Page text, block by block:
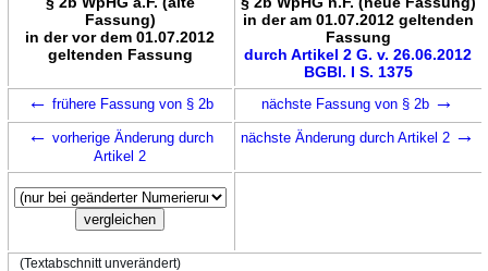
Fassung)
in der vor dem 01.07.2012
geltenden Fassung
in der am 01.07.2012 geltenden
Fassung
durch Artikel 2 G. v. 26.06.2012
BGBl. I S. 1375
← frühere Fassung von § 2b nächste Fassung von § 2b →
← vorherige Änderung durch
Artikel 2
nächste Änderung durch Artikel 2 →
(Textabschnitt unverändert)